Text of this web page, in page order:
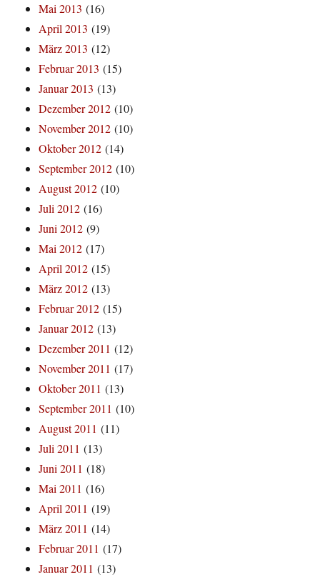
Mai 2013 (16)
April 2013 (19)
März 2013 (12)
Februar 2013 (15)
Januar 2013 (13)
Dezember 2012 (10)
November 2012 (10)
Oktober 2012 (14)
September 2012 (10)
August 2012 (10)
Juli 2012 (16)
Juni 2012 (9)
Mai 2012 (17)
April 2012 (15)
März 2012 (13)
Februar 2012 (15)
Januar 2012 (13)
Dezember 2011 (12)
November 2011 (17)
Oktober 2011 (13)
September 2011 (10)
August 2011 (11)
Juli 2011 (13)
Juni 2011 (18)
Mai 2011 (16)
April 2011 (19)
März 2011 (14)
Februar 2011 (17)
Januar 2011 (13)